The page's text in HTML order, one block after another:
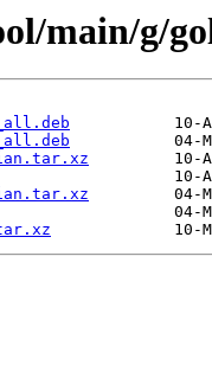
main/g/